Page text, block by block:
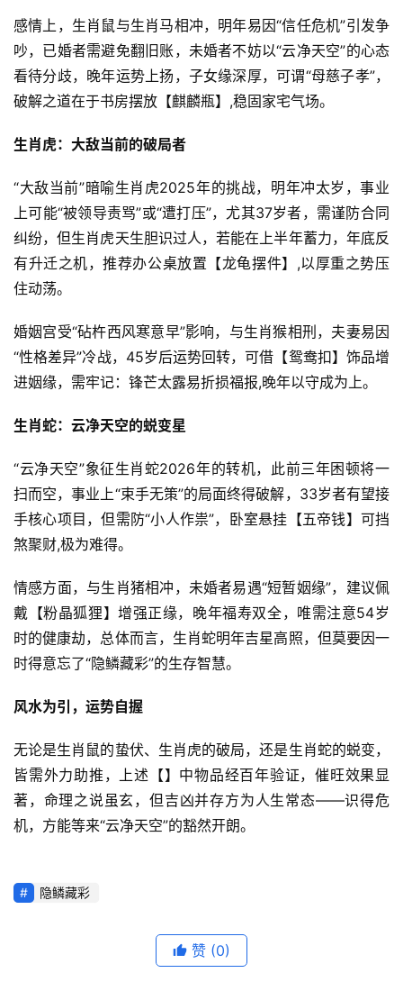
感情上，生肖鼠与生肖马相冲，明年易因“信任危机”引发争
吵，已婚者需避免翻旧账，未婚者不妨以“云净天空”的心态
看待分歧，晚年运势上扬，子女缘深厚，可谓“母慈子孝”，
破解之道在于书房摆放【麒麟瓶】,稳固家宅气场。
生肖虎：大敌当前的破局者
“大敌当前”暗喻生肖虎2025年的挑战，明年冲太岁，事业
上可能“被领导责骂”或“遭打压”，尤其37岁者，需谨防合同
纠纷，但生肖虎天生胆识过人，若能在上半年蓄力，年底反
有升迁之机，推荐办公桌放置【龙龟摆件】,以厚重之势压
住动荡。
婚姻宫受“砧杵西风寒意早”影响，与生肖猴相刑，夫妻易因
“性格差异”冷战，45岁后运势回转，可借【鸳鸯扣】饰品增
进姻缘，需牢记：锋芒太露易折损福报,晚年以守成为上。
生肖蛇：云净天空的蜕变星
“云净天空”象征生肖蛇2026年的转机，此前三年困顿将一
扫而空，事业上“束手无策”的局面终得破解，33岁者有望接
手核心项目，但需防“小人作祟”，卧室悬挂【五帝钱】可挡
煞聚财,极为难得。
情感方面，与生肖猪相冲，未婚者易遇“短暂姻缘”，建议佩
戴【粉晶狐狸】增强正缘，晚年福寿双全，唯需注意54岁
时的健康劫，总体而言，生肖蛇明年吉星高照，但莫要因一
时得意忘了“隐鳞藏彩”的生存智慧。
风水为引，运势自握
无论是生肖鼠的蛰伏、生肖虎的破局，还是生肖蛇的蜕变，
皆需外力助推，上述【】中物品经百年验证，催旺效果显
著，命理之说虽玄，但吉凶并存方为人生常态——识得危
机，方能等来“云净天空”的豁然开朗。
隐鳞藏彩
赞 (0)